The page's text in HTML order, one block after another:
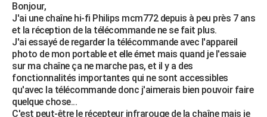
Mobiles
Meilleur smartphone
Internet
Ordinateurs
Jeux vidéo
Guide high-tech
BRICOLAGE
Forum
Aménagement intérieur
Extérieur
Cuisine
Salle de bains
Jardinage
Rangement
WEEK-END
Guides de France
Escapades
Patrimoine
Expositions
Musées
Week-end nature
LIFESTYLE
Art de vivre
Bien-être
Loisirs
Mode
Modes de vie
SANTE
Alimentation
Guide de la santé
Maladies
Médicaments
Sommeil
VOYAGE
Bonjour,
J'ai une chaîne hi-fi Philips mcm772 depuis à peu près 7 ans
et la réception de la télécommande ne se fait plus.
J'ai essayé de regarder la télécommande avec l'appareil
photo de mon portable et elle émet mais quand je l'essaie
sur ma chaîne ça ne marche pas, et il y a des
fonctionnalités importantes qui ne sont accessibles
qu'avec la télécommande donc j'aimerais bien pouvoir faire
quelque chose...
C'est peut-être le récepteur infrarouge de la chaîne mais je